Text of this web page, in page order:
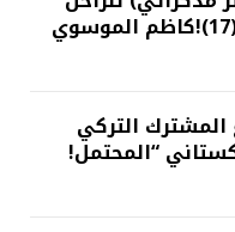
المشترك التركي
“المحتمل!